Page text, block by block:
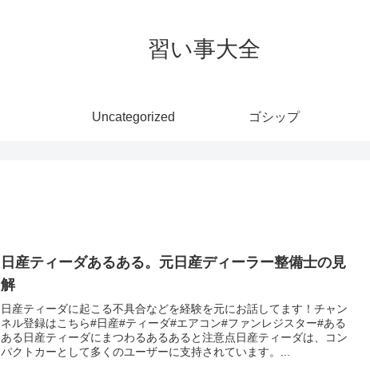
習い事大全
Uncategorized ゴシップ
日産ティーダあるある。元日産ディーラー整備士の見
解
日産ティーダに起こる不具合などを経験を元にお話してます！チャン
ネル登録はこちら#日産#ティーダ#エアコン#ファンレジスター#ある
ある日産ティーダにまつわるあるあると注意点日産ティーダは、コン
パクトカーとして多くのユーザーに支持されています。...